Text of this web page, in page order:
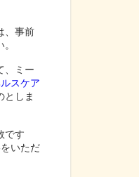
、事前
、ミー
スケア
としま
です
いただ